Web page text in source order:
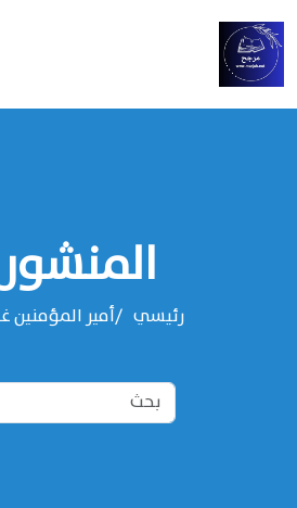
رئيسي أمير المؤمنين